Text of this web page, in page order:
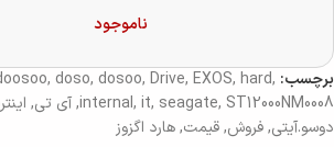
ناموجود
برچسب: , doso, dosoo, Drive, EXOS, hard,
internal, it, seagate, ST12000NM0008
, آی تی,
دوسو.آیتی, فروش, قیمت, هارد اگزوز